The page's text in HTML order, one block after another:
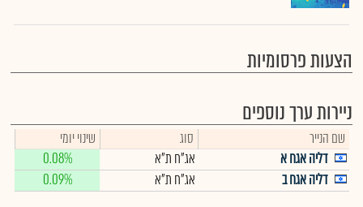
הצעות פרסומיות
ניירות ערך נוספים
שם הנייר סוג
שינוי יומי
דליה אגח א
אג"ח ת"א
0.08%
דליה אגח ב
אג"ח ת"א 0.09%